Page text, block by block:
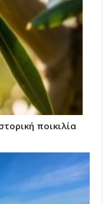
ποικιλία